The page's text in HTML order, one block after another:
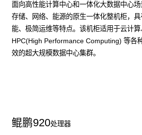
面向高性能计算中心和一体化大数据中心场
存储、网络、能源的原生一体化整机柜，
能、极简运维等特点。该机柜适用于云计算
HPC(High Performance Computing) 等各
效的超大规模数据中心集群。
鲲鹏920处理器